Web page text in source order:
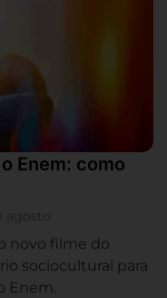
Enem: como
agosto
novo filme do
sociocultural para
Enem.